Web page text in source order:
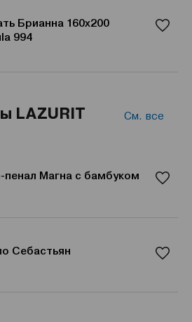
Брианна 160x200
994
LAZURIT См. все
Магна с бамбуком
Себастьян